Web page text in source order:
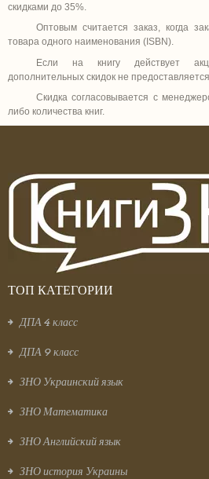
скидками до 35%.
Оптовым считается заказ, когда
товара одного наименования ( ISBN).
Если на книгу действует
дополнительных скидок не предоставляется.
Скидка согласовывается с
либо количества книг.
ТОП КАТЕГОРИИ
ДПА 4 класс
ДПА 9 класс
ЗНО Украинский язык
ЗНО Математика
ЗНО Английский язык
ЗНО история Украины